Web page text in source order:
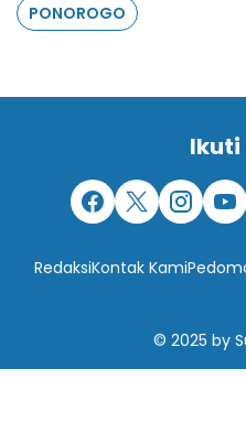
PONOROGO
Ikuti
RedaksiKontak Kami
© 2025 by